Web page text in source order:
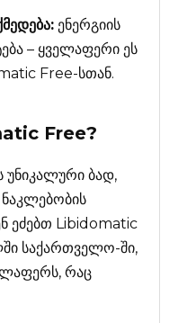
ენერგიის
– ყველაფერი ეს
Free-სთან.
Free?
უნიკალური ბად,
ნაკლებობის
ეძებთ Libidomatic
საქართველო-ში,
რაც